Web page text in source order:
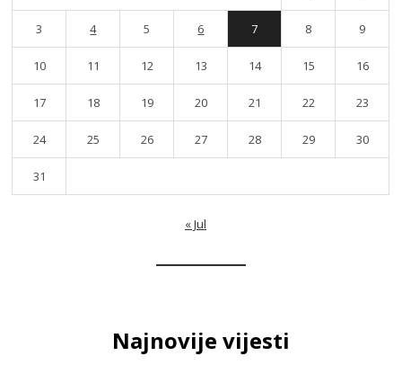
3 4 5 6 7 8 9
10 11 12 13 14 15 16
17 18 19 20 21 22 23
24 25 26 27 28 29 30
31
« Jul
Najnovije vijesti